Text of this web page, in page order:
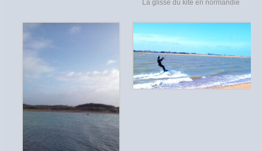
La glisse du kite en normandie